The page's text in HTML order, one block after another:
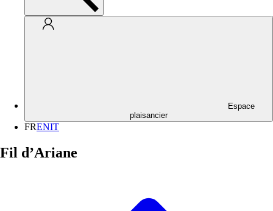
Espace
plaisancier
FRENIT
Fil d’Ariane